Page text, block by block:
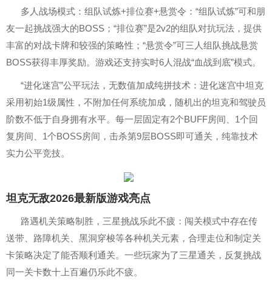
多人战场模式：组队试炼+排位赛+悬赏令：“组队试炼”可和朋
友一起挑战强大的BOSS；“排位赛”是2v2的组队对抗玩法，提供
丰富的对战卡牌和较强的策略性；“悬赏令”可三人组队挑战悬赏
BOSS获得丰厚奖励。游戏还支持实时6人混战“血战到底”模式。
“进化迷宫”公平玩法，无数值加成纯拼技术：进化迷宫中坦克
采用初始1级属性，不附加任何系统加成，随机出的坦克和驾驶员
阶数不低于自身拥有水平。每一层固定有2个BUFF房间、1个回
复房间、1个BOSS房间，击杀第9层BOSS即可通关，纯靠技术
实力公平竞技。
坦克无敌2026最新版游戏亮点
路遇机关策略制胜，三星挑战乐此不疲：闯关模式中存在传
送带、路障机关、黑洞穿梭等各种机关元素，合理走位和制定关
卡策略决定了能否顺利通关。一些玩家为了三星通关，反复挑战
同一关卡数十上百遍仍乐此不疲。